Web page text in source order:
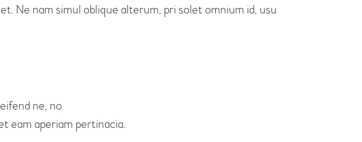
Ne nam simul oblique alterum, pri solet omnium id, usu
ne, no
eam aperiam pertinacia.